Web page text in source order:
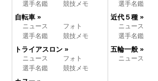
選手名鑑
競技メモ
自転車 »
ニュース
フォト
選手名鑑
競技メモ
トライアスロン »
ニュース
フォト
選手名鑑
競技メモ
選手名鑑
近代５種 »
ニュース
選手名鑑
五輪一般 »
ニュース